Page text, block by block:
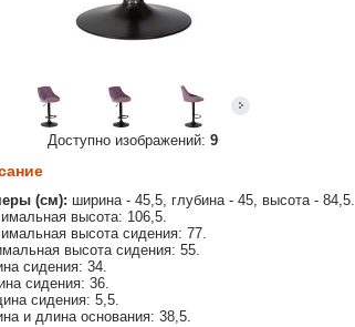
Доступно изображений: 9
(см): ширина - 45,5, глубина - 45, высота - 84,5.
высота: 106,5.
высота сидения: 77.
высота сидения: 55.
сидения: 34.
сидения: 36.
сидения: 5,5.
и длина основания: 38,5.